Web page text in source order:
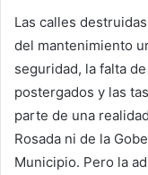
Las calles
del mantenimiento
seguridad, la falta
postergados y las
parte de una
Rosada ni de la
Municipio. Pero la